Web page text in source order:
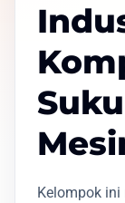
Kelompok